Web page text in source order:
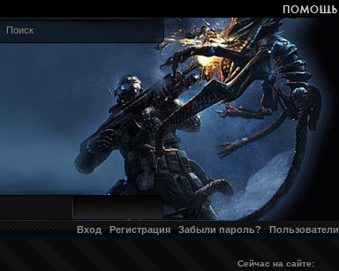
Поиск
Вход Регистрация Забыли пароль? Пользователи
Сейчас на сайте: